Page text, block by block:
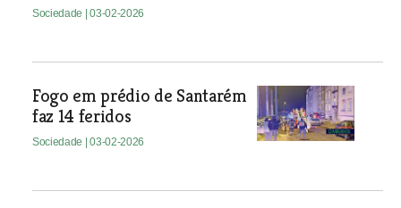
Sociedade | 03-02-2026
Fogo em prédio de Santarém
faz 14 feridos
Sociedade | 03-02-2026